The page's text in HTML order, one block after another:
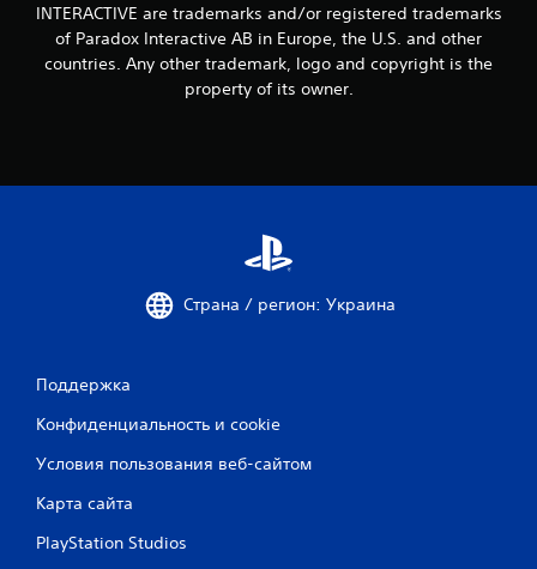
INTERACTIVE are trademarks and/or registered trademarks
of Paradox Interactive AB in Europe, the U.S. and other
countries. Any other trademark, logo and copyright is the
property of its owner.
Страна / регион: Украина
Поддержка
Конфиденциальность и cookie
Условия пользования веб-сайтом
Карта сайта
PlayStation Studios